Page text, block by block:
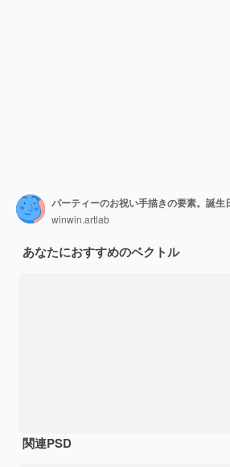
winwin.artlab
あなたにおすすめのベクトル
関連PSD